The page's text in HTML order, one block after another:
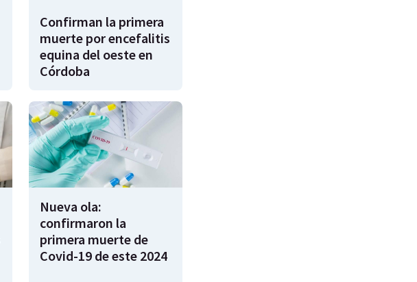
Confirman la primera
muerte por encefalitis
equina del oeste en
Córdoba
Nueva ola:
confirmaron la
primera muerte de
Covid-19 de este 2024